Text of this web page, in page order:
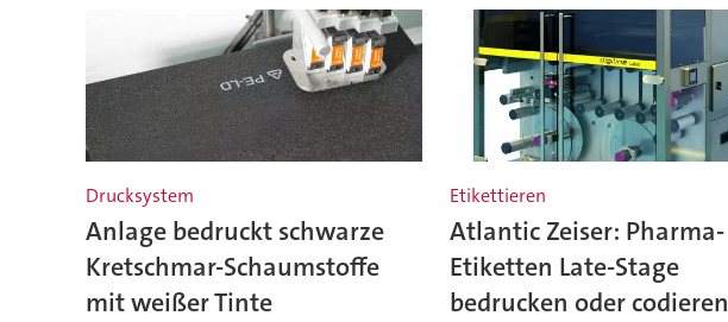
Drucksystem
Anlage bedruckt schwarze
Kretschmar-Schaumstoffe
mit weißer Tinte
Etikettieren
Atlantic Zeiser: Pharma-
Etiketten Late-Stage
bedrucken oder codieren